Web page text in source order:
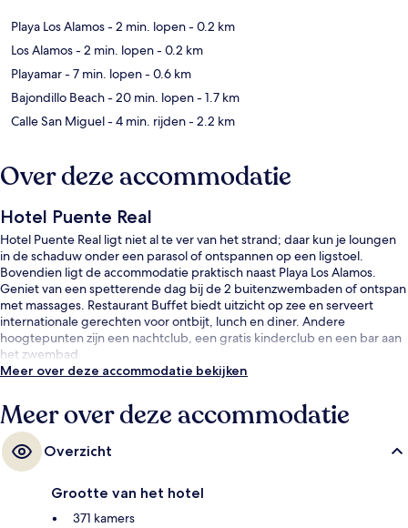
Playa Los Alamos- 2 min. lopen- 0.2 km
Los Alamos- 2 min. lopen- 0.2 km
Playamar- 7 min. lopen- 0.6 km
Bajondillo Beach- 20 min. lopen- 1.7 km
Calle San Miguel- 4 min. rijden- 2.2 km
Over deze accommodatie
Hotel Puente Real
Hotel Puente Real ligt niet al te ver van het strand; daar kun je loungen
in de schaduw onder een parasol of ontspannen op een ligstoel.
Bovendien ligt de accommodatie praktisch naast Playa Los Alamos.
Geniet van een spetterende dag bij de 2 buitenzwembaden of ontspan
met massages. Restaurant Buffet biedt uitzicht op zee en serveert
internationale gerechten voor ontbijt, lunch en diner. Andere
hoogtepunten zijn een nachtclub, een gratis kinderclub en een bar aan
het zwembad.
Meer over deze accommodatie bekijken
Meer over deze accommodatie
Overzicht
Grootte van het hotel
371 kamers